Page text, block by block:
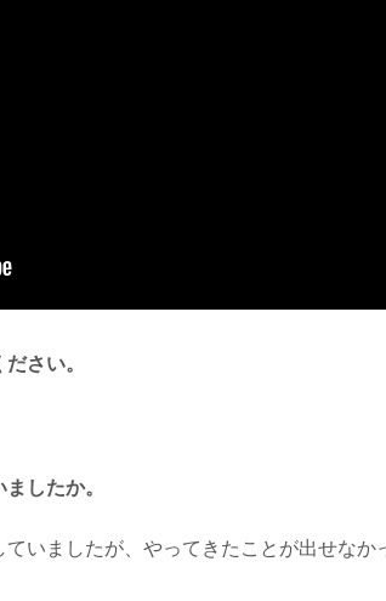
さい。
したか。
いましたが、やってきたことが出せなか